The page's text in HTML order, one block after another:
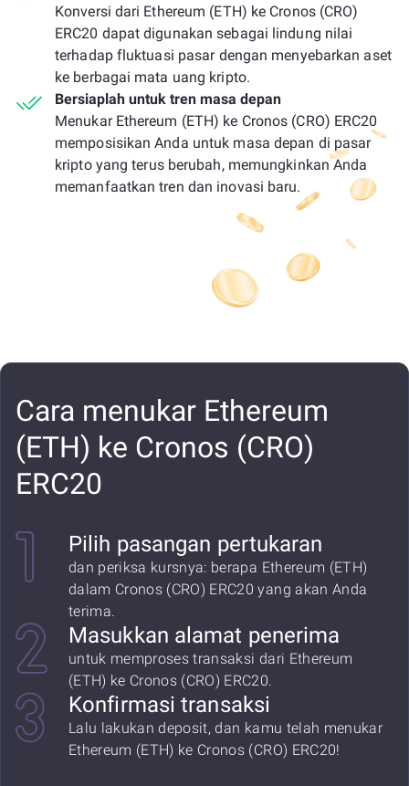
Konversi dari Ethereum (ETH) ke Cronos (CRO)
ERC20 dapat digunakan sebagai lindung nilai
terhadap fluktuasi pasar dengan menyebarkan aset
ke berbagai mata uang kripto.
Bersiaplah untuk tren masa depan
Menukar Ethereum (ETH) ke Cronos (CRO) ERC20
memposisikan Anda untuk masa depan di pasar
kripto yang terus berubah, memungkinkan Anda
memanfaatkan tren dan inovasi baru.
Cara menukar Ethereum
(ETH) ke Cronos (CRO)
ERC20
Pilih pasangan pertukaran
dan periksa kursnya: berapa Ethereum (ETH)
dalam Cronos (CRO) ERC20 yang akan Anda
terima.
Masukkan alamat penerima
untuk memproses transaksi dari Ethereum
(ETH) ke Cronos (CRO) ERC20.
Konfirmasi transaksi
Lalu lakukan deposit, dan kamu telah menukar
Ethereum (ETH) ke Cronos (CRO) ERC20!